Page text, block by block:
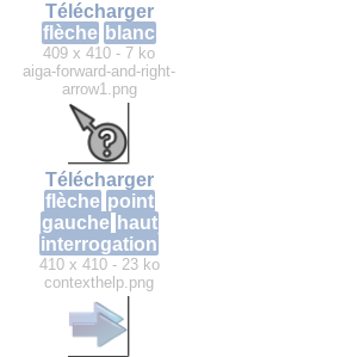
Télécharger
flèche blanc
409 x 410 - 7 ko
aiga-forward-and-right-
arrow1.png
Télécharger
flèche point
gauche haut
interrogation
410 x 410 - 23 ko
contexthelp.png